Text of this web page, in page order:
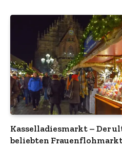
Kasselladiesmarkt – Der
beliebten